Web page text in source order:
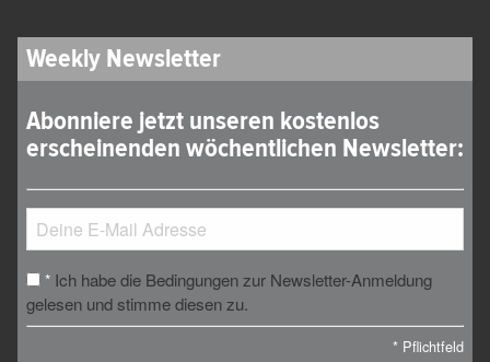
Weekly Newsletter
Abonniere jetzt unseren kostenlos
erscheinenden wöchentlichen Newsletter:
* Ich habe die Bedingungen zur Newsletter-Anmeldung
gelesen und stimme diesen zu.
* Pflichtfeld